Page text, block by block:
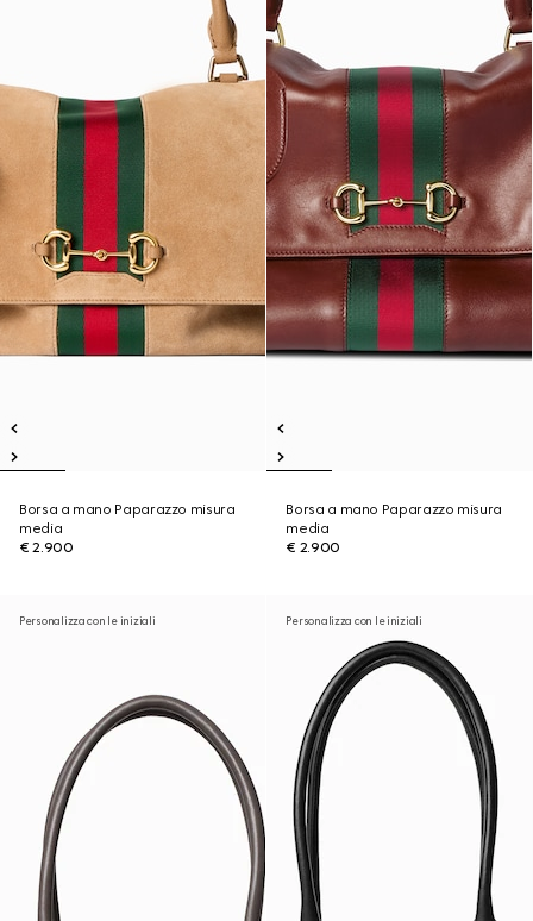
Borsa a mano Paparazzo misura
media
€ 2.900
Borsa a mano Paparazzo misura
media
€ 2.900
Personalizza con le iniziali Personalizza con le iniziali